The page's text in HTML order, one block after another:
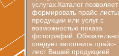
услугах.Каталог позволяет
формировать прайс-листы
продукции или услуг с
возможностью показа
фотографий. Обязательно
следует заполнить прайс-
лист Вашей продукцией